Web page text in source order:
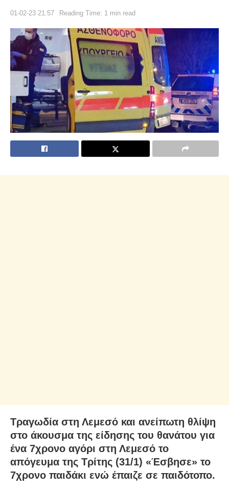
01-02-23 21:57 Reading Time: 1 min read
Τραγωδία στη Λεμεσό και ανείπωτη θλίψη
στο άκουσμα της είδησης του θανάτου για
ένα 7χρονο αγόρι στη Λεμεσό το
απόγευμα της Τρίτης (31/1) «Έσβησε» το
7χρονο παιδάκι ενώ έπαιζε σε παιδότοπο.